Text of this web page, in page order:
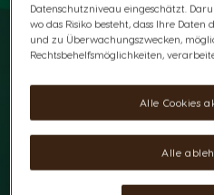
Datenschutzniveau eingeschätzt.
wo das Risiko besteht, dass Ihre
und zu Überwachungszwecken,
Rechtsbehelfsmöglichkeiten,
Alle
Alle Cookies